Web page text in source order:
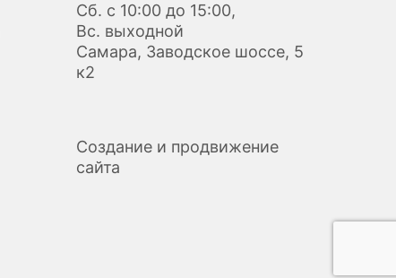
Сб. с 10:00 до 15:00,
Вс. выходной
Самара, Заводское шоссе, 5
к2
Создание и продвижение
сайта